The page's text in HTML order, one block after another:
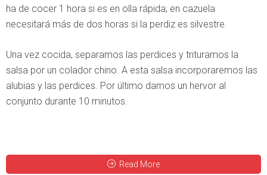
ha de cocer 1 hora si es en olla rápida; en cazuela
necesitará más de dos horas si la perdiz es silvestre.
Una vez cocida, separamos las perdices y trituramos la
salsa por un colador chino. A esta salsa incorporaremos las
alubias y las perdices. Por último damos un hervor al
conjunto durante 10 minutos.
Read More